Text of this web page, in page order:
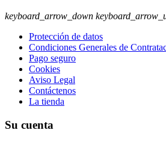
keyboard_arrow_down
Protección de datos
Condiciones Generales de
Pago seguro
Cookies
Aviso Legal
Contáctenos
La tienda
Su cuenta